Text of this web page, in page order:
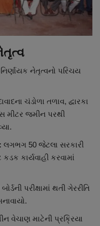
નેતૃત્વનો પરિચય
ચંડોળા તળાવ, દ્વારકા
મીટર જમીન પરથી
લગભગ 50 જેટલા સરકારી
કાર્યવાહી કરવામાં
પરીક્ષામાં થતી ગેરરીતિ
વેચાણ માટેની પ્રક્રિયા